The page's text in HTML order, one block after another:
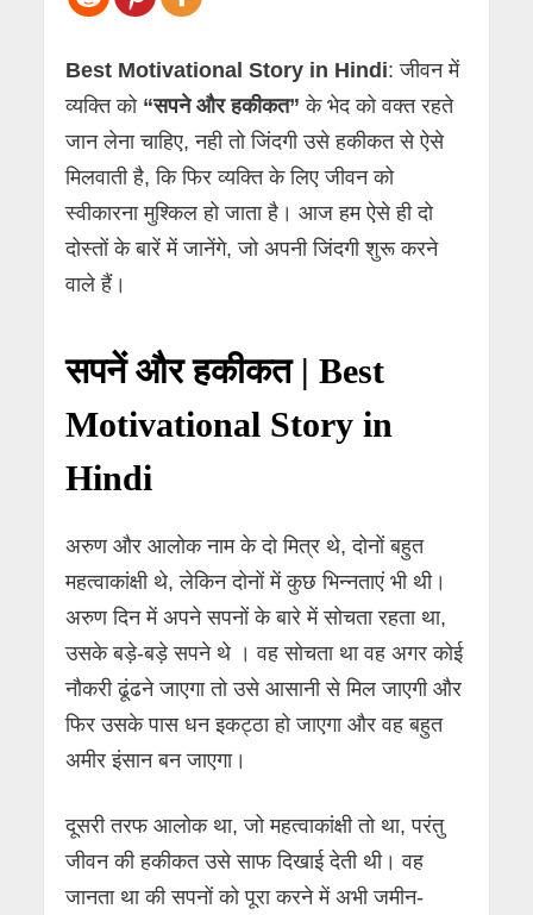
Best Motivational Story in Hindi: जीवन में
व्यक्ति को “सपने और हकीकत”के भेद को वक्त रहते
जान लेना चाहिए, नही तो जिंदगी उसे हकीकत से ऐसे
मिलवाती है, कि फिर व्यक्ति के लिए जीवन को
स्वीकारना मुश्किल हो जाता है। आज हम ऐसे ही दो
दोस्तों के बारें में जानेंगे, जो अपनी जिंदगी शुरू करने
वाले हैं।
सपनें और हकीकत | Best
Motivational Story in
Hindi
अरुण और आलोक नाम के दो मित्र थे, दोनों बहुत
महत्वाकांक्षी थे, लेकिन दोनों में कुछ भिन्नताएं भी थी।
अरुण दिन में अपने सपनों के बारे में सोचता रहता था,
उसके बड़े-बड़े सपने थे । वह सोचता था वह अगर कोई
नौकरी ढूंढने जाएगा तो उसे आसानी से मिल जाएगी और
फिर उसके पास धन इकट्ठा हो जाएगा और वह बहुत
अमीर इंसान बन जाएगा।
दूसरी तरफ आलोक था, जो महत्वाकांक्षी तो था, परंतु
जीवन की हकीकत उसे साफ दिखाई देती थी। वह
जानता था की सपनों को पूरा करने में अभी जमीन-